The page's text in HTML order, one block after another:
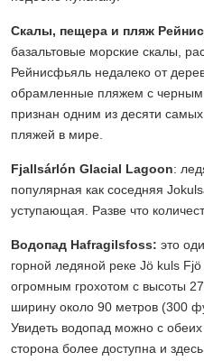
Скалы, пещера и пляж
базальтовые морские скалы,
Рейнисфьяль недалеко от
обрамленные пляжем с черным
признан одним из десяти
пляжей в мире.
Fjallsárlón Glacial Lagoon:
популярная как соседняя
уступающая. Разве что
Водопад Hafragilsfoss: это
горной ледяной реке Jö kuls
огромным грохотом с высоты
ширину около 90 метров (300
Увидеть водопад можно с
сторона более доступна и